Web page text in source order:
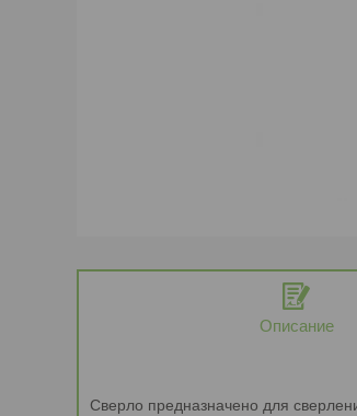
Описание
Сверло предназначено для